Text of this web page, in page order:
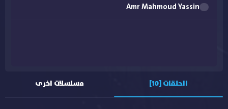
شيرين رضا
محمد لطفي
Amr Mahmoud Yassin
الحلقات [10] مسلسلات اخرى